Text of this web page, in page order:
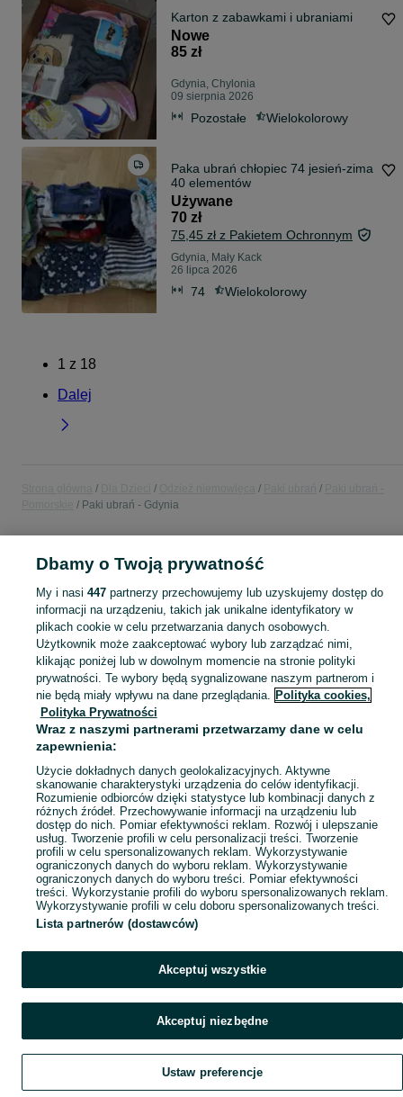
Karton z zabawkami i ubraniami
Nowe
85 zł
Gdynia, Chylonia
09 sierpnia 2026
Pozostałe Wielokolorowy
Paka ubrań chłopiec 74 jesień-zima
40 elementów
Używane
70 zł
75,45 zł z Pakietem Ochronnym
Gdynia, Mały Kack
26 lipca 2026
74 Wielokolorowy
1 z 18
Dalej
Paki ubrań - Gdynia
KATEGORIA
ubranko do chrztu dla chłopca,ubranko do chrztu dla dziewczynki,ubranko
Zobacz
Mapa kategorii
Mapa miejscowości
Mapa ministron
Szukaj Obserwujesz Dodaj Czat Konto
Dbamy o Twoją prywatność
My i nasi 447partnerzy przechowujemy lub uzyskujemy dostęp do
informacji na urządzeniu, takich jak unikalne identyfikatory w
plikach cookie w celu przetwarzania danych osobowych.
Użytkownik może zaakceptować wybory lub zarządzać nimi,
klikając poniżej lub w dowolnym momencie na stronie polityki
prywatności. Te wybory będą sygnalizowane naszym partnerom i
nie będą miały wpływu na dane przeglądania. Polityka cookies,
Polityka Prywatności
Wraz z naszymi partnerami przetwarzamy dane w celu
zapewnienia:
Użycie dokładnych danych geolokalizacyjnych. Aktywne
skanowanie charakterystyki urządzenia do celów identyfikacji.
Rozumienie odbiorców dzięki statystyce lub kombinacji danych z
różnych źródeł. Przechowywanie informacji na urządzeniu lub
dostęp do nich. Pomiar efektywności reklam. Rozwój i ulepszanie
usług. Tworzenie profili w celu personalizacji treści. Tworzenie
profili w celu spersonalizowanych reklam. Wykorzystywanie
ograniczonych danych do wyboru reklam. Wykorzystywanie
ograniczonych danych do wyboru treści. Pomiar efektywności
treści. Wykorzystanie profili do wyboru spersonalizowanych reklam.
Wykorzystywanie profili w celu doboru spersonalizowanych treści.
Lista partnerów (dostawców)
Akceptuj wszystkie
Akceptuj niezbędne
Ustaw preferencje